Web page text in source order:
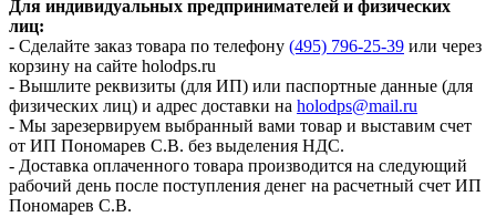
Для индивидуальных предпринимателей и физических
лиц:
- Сделайте заказ товара по телефону (495) 796-25-39 или через
корзину на сайте holodps.ru
- Вышлите реквизиты (для ИП) или паспортные данные (для
физических лиц) и адрес доставки на holodps@mail.ru
- Мы зарезервируем выбранный вами товар и выставим счет
от ИП Пономарев С.В. без выделения НДС.
- Доставка оплаченного товара производится на следующий
рабочий день после поступления денег на расчетный счет ИП
Пономарев С.В.